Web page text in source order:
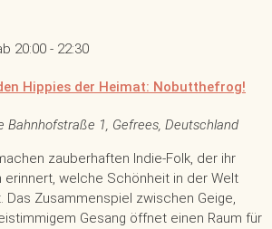
20:00 - 22:30
Hippies der Heimat: Nobutthefrog!
Bahnhofstraße 1, Gefrees, Deutschland
zauberhaften Indie-Folk, der ihr
erinnert, welche Schönheit in der Welt
Das Zusammenspiel zwischen Geige,
Gesang öffnet einen Raum für